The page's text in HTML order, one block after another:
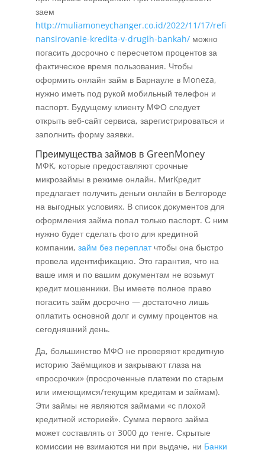
заем
http://muliamoneychanger.co.id/2022/11/17/refi
nansirovanie-kredita-v-drugih-bankah/можно
погасить досрочно с пересчетом процентов за
фактическое время пользования. Чтобы
оформить онлайн займ в Барнауле в Moneza,
нужно иметь под рукой мобильный телефон и
паспорт. Будущему клиенту МФО следует
открыть веб-сайт сервиса, зарегистрироваться и
заполнить форму заявки.
Преимущества займов в GreenMoney
МФК, которые предоставляют срочные
микрозаймы в режиме онлайн. МигКредит
предлагает получить деньги онлайн в Белгороде
на выгодных условиях. В список документов для
оформления займа попал только паспорт. С ним
нужно будет сделать фото для кредитной
компании, займ без переплатчтобы она быстро
провела идентификацию. Это гарантия, что на
ваше имя и по вашим документам не возьмут
кредит мошенники. Вы имеете полное право
погасить займ досрочно — достаточно лишь
оплатить основной долг и сумму процентов на
сегодняшний день.
Да, большинство МФО не проверяют кредитную
историю Заёмщиков и закрывают глаза на
«просрочки» (просроченные платежи по старым
или имеющимся/текущим кредитам и займам).
Эти займы не являются займами «с плохой
кредитной историей». Сумма первого займа
может составлять от 3000 до тенге. Скрытые
комиссии не взимаются ни при выдаче, ни Банки